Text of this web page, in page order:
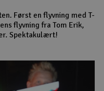
Først en flyvning med T-
flyvning fra Tom Erik,
Spektakulært!